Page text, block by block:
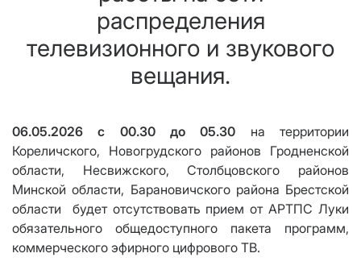
распределения
телевизионного и звукового
вещания.
06.05.2026 с 00.30 до 05.30 на территории
Кореличского, Новогрудского районов Гродненской
области, Несвижского, Столбцовского районов
Минской области, Барановичского района Брестской
области
будет отсутствовать прием от АРТПС Луки
обязательного общедоступного пакета программ,
коммерческого эфирного цифрового ТВ.